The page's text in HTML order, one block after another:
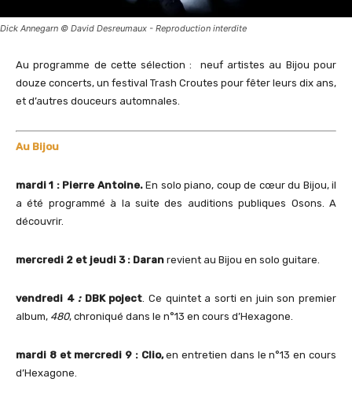
Dick Annegarn © David Desreumaux - Reproduction interdite
Au programme de cette sélection : neuf artistes au Bijou pour
douze concerts, un festival Trash Croutes pour fêter leurs dix ans,
et d’autres douceurs automnales.
Au Bijou
mardi 1 : Pierre Antoine.En solo piano, coup de cœur du Bijou, il
a été programmé à la suite des auditions publiques Osons. A
découvrir.
mercredi 2 et jeudi 3 : Daran revient au Bijou en solo guitare.
vendredi 4: DBK poject . Ce quintet a sorti en juin son premier
album, 480, chroniqué dans le n°13 en cours d’Hexagone.
mardi 8 et mercredi 9 : Clio,en entretien dans le n°13 en cours
d’Hexagone.